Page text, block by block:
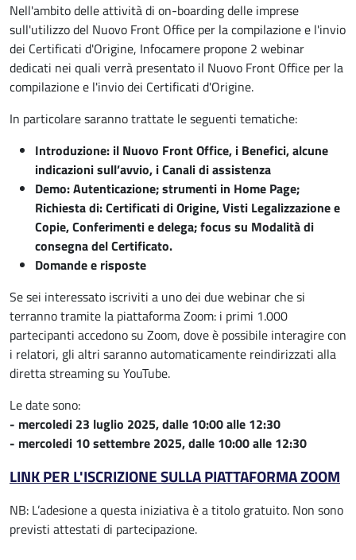
Nell'ambito delle attività di on-boarding delle imprese
sull'utilizzo del Nuovo Front Office per la compilazione e l'invio
dei Certificati d'Origine, Infocamere propone 2 webinar
dedicati nei quali verrà presentato il Nuovo Front Office per la
compilazione e l'invio dei Certificati d'Origine.
In particolare saranno trattate le seguenti tematiche:
Introduzione: il Nuovo Front Office, i Benefici, alcune
indicazioni sull’avvio, i Canali di assistenza
Demo: Autenticazione; strumenti in Home Page;
Richiesta di: Certificati di Origine, Visti Legalizzazione e
Copie, Conferimenti e delega; focus su Modalità di
consegna del Certificato.
Domande e risposte
Se sei interessato iscriviti a uno dei due webinar che si
terranno tramite la piattaforma Zoom: i primi 1.000
partecipanti accedono su Zoom, dove è possibile interagire con
i relatori, gli altri saranno automaticamente reindirizzati alla
diretta streaming su YouTube.
Le date sono:
- mercoledi 23 luglio 2025, dalle 10:00 alle 12:30
- mercoledi 10 settembre 2025, dalle 10:00 alle 12:30
LINK PER L'ISCRIZIONE SULLA PIATTAFORMA ZOOM
NB: L’adesione a questa iniziativa è a titolo gratuito. Non sono
previsti attestati di partecipazione.